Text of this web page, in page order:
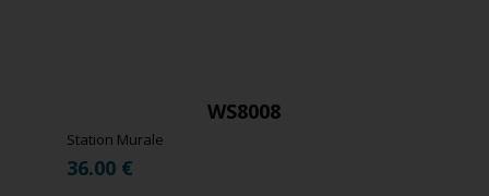
WS8008
Station Murale
36.00 €